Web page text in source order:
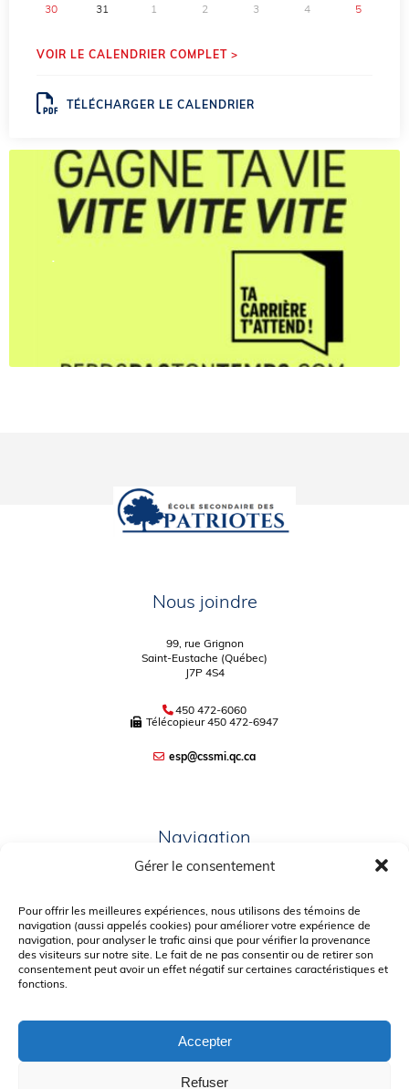
Gérer le consentement
Pour offrir les meilleures expériences, nous utilisons des témoins de
navigation (aussi appelés cookies) pour améliorer votre expérience de
navigation, pour analyser le trafic ainsi que pour vérifier la provenance
des visiteurs sur notre site. Le fait de ne pas consentir ou de retirer son
consentement peut avoir un effet négatif sur certaines caractéristiques et
fonctions.
Accepter
Refuser
30 31 1 2 3 4 5
VOIR LE CALENDRIER COMPLET >
TÉLÉCHARGER LE CALENDRIER
.
Nous joindre
99, rue Grignon
Saint-Eustache (Québec)
J7P 4S4
450 472-6060
Télécopieur450 472-6947
esp@cssmi.qc.ca
Navigation
PORTAIL PARENTS
PLAINTE – SERVICE À L’ÉLÈVE
POLITIQUE DE CONFIDENTIALITÉ